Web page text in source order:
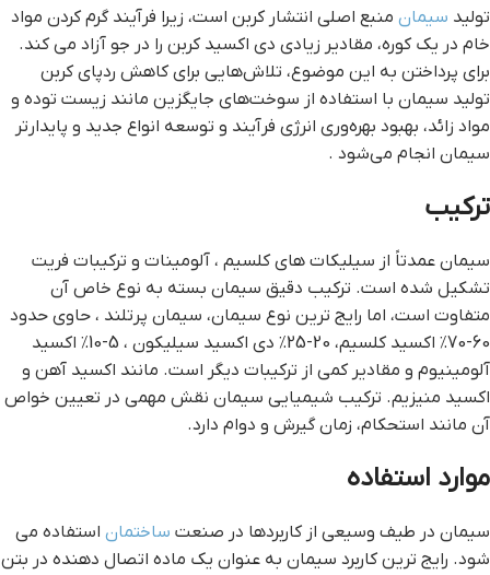
تولید سیمان منبع اصلی انتشار کربن است، زیرا فرآیند گرم کردن مواد
خام در یک کوره، مقادیر زیادی دی اکسید کربن را در جو آزاد می کند.
برای پرداختن به این موضوع، تلاش‌هایی برای کاهش ردپای کربن
تولید سیمان با استفاده از سوخت‌های جایگزین مانند زیست توده و
مواد زائد، بهبود بهره‌وری انرژی فرآیند و توسعه انواع جدید و پایدارتر
سیمان انجام می‌شود .
ترکیب
سیمان عمدتاً از سیلیکات های کلسیم ، آلومینات و ترکیبات فریت
تشکیل شده است. ترکیب دقیق سیمان بسته به نوع خاص آن
متفاوت است، اما رایج ترین نوع سیمان، سیمان پرتلند ، حاوی حدود
60-70٪ اکسید کلسیم، 20-25٪ دی اکسید سیلیکون ، 5-10٪ اکسید
آلومینیوم و مقادیر کمی از ترکیبات دیگر است. مانند اکسید آهن و
اکسید منیزیم. ترکیب شیمیایی سیمان نقش مهمی در تعیین خواص
آن مانند استحکام، زمان گیرش و دوام دارد.
موارد استفاده
سیمان در طیف وسیعی از کاربردها در صنعت ساختمان استفاده می
شود. رایج ترین کاربرد سیمان به عنوان یک ماده اتصال دهنده در بتن